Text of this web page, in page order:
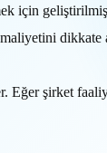
için
dikkate
Eğer şirket